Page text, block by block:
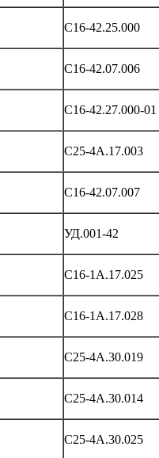
С16-42.25.000
С16-42.07.006
С16-42.27.000-01
С25-4А.17.003
С16-42.07.007
УД.001-42
С16-1А.17.025
С16-1А.17.028
С25-4А.30.019
С25-4А.30.014
С25-4А.30.025